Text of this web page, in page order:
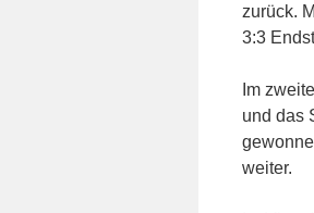
zurück.
3:3
Im
und das
weiter.